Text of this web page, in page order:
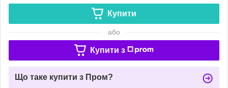
Купити
або
Купити з
Що таке купити з Пром?